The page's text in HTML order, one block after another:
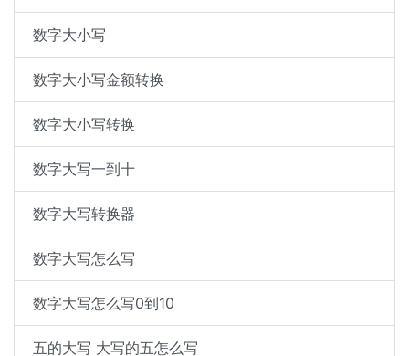
数字大小写
数字大小写金额转换
数字大小写转换
数字大写一到十
数字大写转换器
数字大写怎么写
数字大写怎么写0到10
五的大写 大写的五怎么写